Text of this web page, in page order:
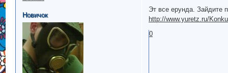
Новичок
Эт все ерунда. Зайдите
http://www.yuretz.ru/
0